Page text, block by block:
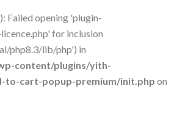
Failed opening 'plugin-
for inclusion
php8.3/lib/php') in
content/plugins/yith-
to-cart-popup-premium/init.php on